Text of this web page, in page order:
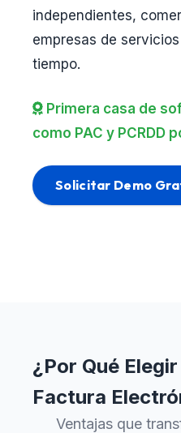
independientes,
empresas de
tiempo.
Primera casa de
como PAC y PCRDD
Solicitar Demo
¿Por Qué
Factura
Ventajas que